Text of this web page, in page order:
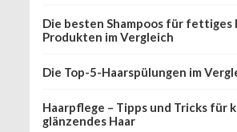
Die besten Shampoos für fettiges
Produkten im Vergleich
Die Top-5-Haarspülungen im
Haarpflege – Tipps und Tricks für
glänzendes Haar